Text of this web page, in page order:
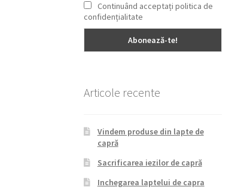
Continuând acceptați politica de
confidențialitate
Articole recente
Vindem produse din lapte de
capră
Sacrificarea iezilor de capră
Inchegarea laptelui de capra